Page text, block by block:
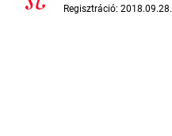
Regisztráció: 2018.09.28.